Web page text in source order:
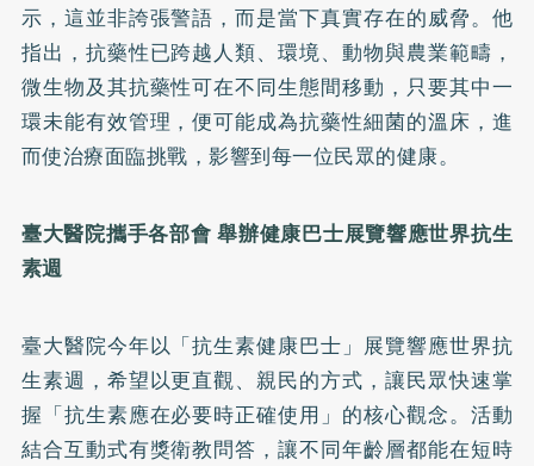
示，這並非誇張警語，而是當下真實存在的威脅。他
指出，抗藥性已跨越人類、環境、動物與農業範疇，
微生物及其抗藥性可在不同生態間移動，只要其中一
環未能有效管理，便可能成為抗藥性細菌的溫床，進
而使治療面臨挑戰，影響到每一位民眾的健康。
臺大醫院攜手各部會舉辦健康巴士展覽響應世界抗生
素週
臺大醫院今年以「抗生素健康巴士」展覽響應世界抗
生素週，希望以更直觀、親民的方式，讓民眾快速掌
握「抗生素應在必要時正確使用」的核心觀念。活動
結合互動式有獎衛教問答，讓不同年齡層都能在短時